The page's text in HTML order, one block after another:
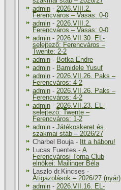
admin - 2026.VIII.2.
Ferencváros – Vasas: 0-0
admin - 2026.VIII.2.
Ferencváros – Vasas: 0-0
admin - 2026.VII.30. EL-
selejtező: Ferencváros –
Twente: 2-2
admin - Botka Endre
admin - Bamidele Yusuf
admin - 2026.VII.26. Paks –
Ferencváros: 4-2
admin - 2026.VII.26. Paks –
Ferencváros: 4-2
admin - 2026.VII.23. EL-
selejtező: Twente –
Ferencváros: 1-2
admin - Játékoskeret és
szakmai stáb – 2026/27
Charbel Bouja- Itt a háboru!
Lucas Fuentes - A
Ferencvárosi Torna Club
elnökei: Mailinger Béla
Laszlo dr.Kincses -
Átigazolások – 2026/27 (nyár)
admin - 2026.VII.16. EL-